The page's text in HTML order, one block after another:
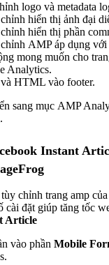
logo và metadata
hiển thị ảnh đại
hiển thị phần
AMP áp dụng với
mong muốn cho
Analytics.
HTML vào footer.
sang mục AMP
Instant
chỉnh trang amp
cài đặt giúp tăng tốc
Article
vào phần Mobile